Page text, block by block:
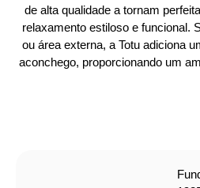
de alta qualidade a tornam
relaxamento estiloso e funcional.
ou área externa, a Totu adiciona
aconchego, proporcionando um